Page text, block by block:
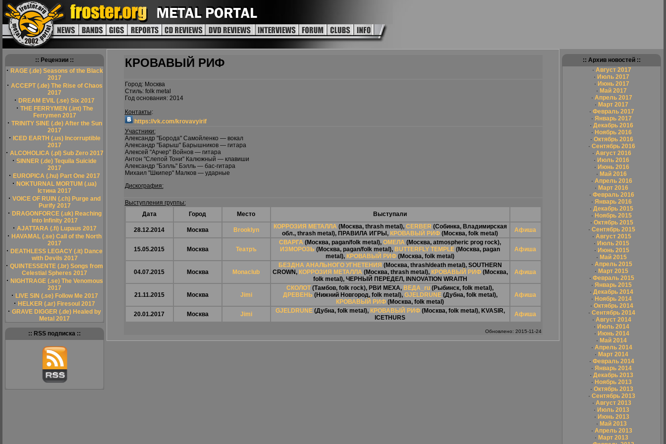
:: Рецензии ::
· RAGE (.de) Seasons of the Black
2017
· ACCEPT (.de) The Rise of Chaos
2017
· DREAM EVIL (.se) Six 2017
· THE FERRYMEN (.int) The
Ferrymen 2017
· TRINITY SINE (.de) After the Sun
2017
· ICED EARTH (.us) Incorruptible
2017
· ALCOHOLICA (.pl) Sub Zero 2017
· SINNER (.de) Tequila Suicide
2017
· EUROPICA (.hu) Part One 2017
· NOKTURNAL MORTUM (.ua)
Істина 2017
· VOICE OF RUIN (.ch) Purge and
Purify 2017
· DRAGONFORCE (.uk) Reaching
into Infinity 2017
· AJATTARA (.fi) Lupaus 2017
· HAVAMAL (.se) Call of the North
2017
· DEATHLESS LEGACY (.it) Dance
with Devils 2017
· QUINTESSENTE (.br) Songs from
Celestial Spheres 2017
· NIGHTRAGE (.se) The Venomous
2017
· LIVE SIN (.se) Follow Me 2017
· HELKER (.ar) Firesoul 2017
· GRAVE DIGGER (.de) Healed by
Metal 2017
:: RSS подписка ::
КРОВАВЫЙ РИФ
Город: Москва
Стиль: folk metal
Год основания: 2014
Контакты:
https://vk.com/krovavyirif
Участники:
Александр "Борода" Самойленко — вокал
Александр "Барыш" Барышников — гитара
Алексей "Арчер" Войнов — гитара
Антон "Слепой Тони" Калюжный — клавиши
Александр "Бэлль" Бэлль — бас-гитара
Михаил "Шкипер" Малков — ударные
Дискография:
Выступления группы:
Дата
Город Место Выступали
28.12.2014 Москва Brooklyn КОРРОЗИЯ МЕТАЛЛА (Москва, thrash metal), CERBER (Собинка, Владимирская
обл., thrash metal), ПРАВИЛА ИГРЫ , КРОВАВЫЙ РИФ (Москва, folk metal) Афиша
15.05.2015 Москва Театръ
СВАРГА (Москва, pagan/folk metal), ОМЕЛА (Москва, atmospheric prog rock),
ИЗМОРОЗЬ (Москва, pagan/folk metal), BUTTERFLY TEMPLE (Москва, pagan
metal), КРОВАВЫЙ РИФ (Москва, folk metal)
Афиша
04.07.2015 Москва Monaсlub
БЕЗДНА АНАЛЬНОГО УГНЕТЕНИЯ (Москва, thrash/death metal), SOUTHERN
CROWN, КОРРОЗИЯ МЕТАЛЛА (Москва, thrash metal), КРОВАВЫЙ РИФ(Москва,
folk metal), ЧЕРНЫЙ ПЕРЕДЕЛ, INNOVATION WRAITH
Афиша
21.11.2015 Москва Jimi
СКОЛОТ (Тамбов, folk rock), РВИ МЕХА, ВЕДА_ru (Рыбинск, folk metal),
ДРЕВЕНЬ (Нижний Новгород, folk metal), GJELDRUNE(Дубна, folk metal),
КРОВАВЫЙ РИФ (Москва, folk metal)
Афиша
20.01.2017 Москва Jimi GJELDRUNE(Дубна, folk metal), КРОВАВЫЙ РИФ(Москва, folk metal), KVASIR,
ICETHURS
Афиша
Обновлено: 2015-11-24
:: Архив новостей ::
· Август 2017
· Июль 2017
· Июнь 2017
· Май 2017
· Апрель 2017
· Март 2017
· Февраль 2017
· Январь 2017
· Декабрь 2016
· Ноябрь 2016
· Октябрь 2016
· Сентябрь 2016
· Август 2016
· Июль 2016
· Июнь 2016
· Май 2016
· Апрель 2016
· Март 2016
· Февраль 2016
· Январь 2016
· Декабрь 2015
· Ноябрь 2015
· Октябрь 2015
· Сентябрь 2015
· Август 2015
· Июль 2015
· Июнь 2015
· Май 2015
· Апрель 2015
· Март 2015
· Февраль 2015
· Январь 2015
· Декабрь 2014
· Ноябрь 2014
· Октябрь 2014
· Сентябрь 2014
· Август 2014
· Июль 2014
· Июнь 2014
· Май 2014
· Апрель 2014
· Март 2014
· Февраль 2014
· Январь 2014
· Декабрь 2013
· Ноябрь 2013
· Октябрь 2013
· Сентябрь 2013
· Август 2013
· Июль 2013
· Июнь 2013
· Май 2013
· Апрель 2013
· Март 2013